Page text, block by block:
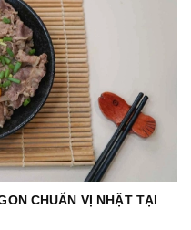
CHUẨN VỊ NHẬT TẠI